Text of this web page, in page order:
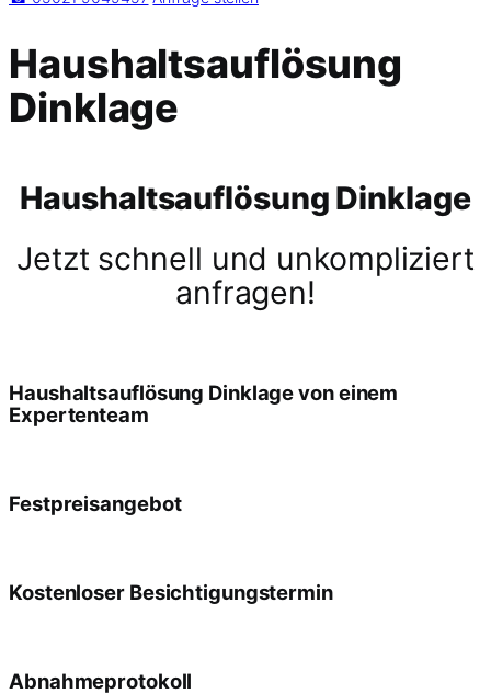
Haushaltsauflösung
Dinklage
Haushaltsauflösung Dinklage
Jetzt schnell und unkompliziert
anfragen!
Haushaltsauflösung Dinklage von einem
Expertenteam
Festpreisangebot
Kostenloser Besichtigungstermin
Abnahmeprotokoll